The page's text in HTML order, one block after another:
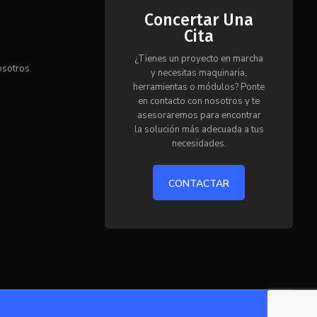
Concertar Una
Cita
¿Tienes un proyecto en marcha
y necesitas maquinaria,
herramientas o módulos? Ponte
en contacto con nosotros y te
asesoraremos para encontrar
la solución más adecuada a tus
necesidades.
CONTACTAR